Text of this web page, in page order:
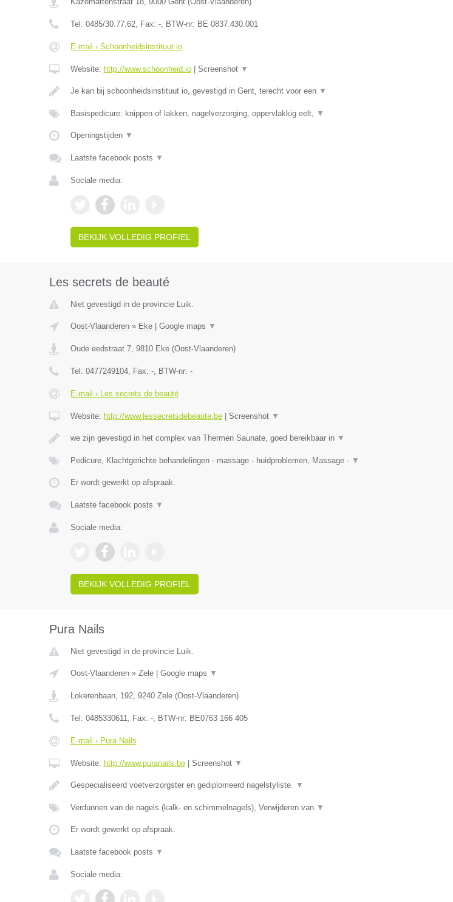
Tel: 0485/30.77.62, Fax: -, BTW-nr: BE 0837.430.001
E-mail › Schoonheidsinstituut io
Website: http://www.schoonheid.io| Screenshot ▼
Je kan bij schoonheidsinstituut io, gevestigd in Gent, terecht voor een ▼
Basispedicure: knippen of lakken, nagelverzorging, oppervlakkig eelt, ▼
Openingstijden ▼
Laatste facebook posts ▼
Sociale media:
BEKIJK VOLLEDIG PROFIEL
Les secrets de beauté
Niet gevestigd in de provincie Luik.
Oost-Vlaanderen» Eke| Google maps ▼
Oude eedstraat 7, 9810 Eke(Oost-Vlaanderen)
Tel: 0477249104, Fax: -, BTW-nr: -
E-mail › Les secrets de beauté
Website: http://www.lessecretsdebeaute.be| Screenshot ▼
we zijn gevestigd in het complex van Thermen Saunate, goed bereikbaar in ▼
Pedicure, Klachtgerichte behandelingen - massage - huidproblemen, Massage - ▼
Er wordt gewerkt op afspraak.
Laatste facebook posts ▼
Sociale media:
BEKIJK VOLLEDIG PROFIEL
Pura Nails
Niet gevestigd in de provincie Luik.
Oost-Vlaanderen» Zele| Google maps ▼
Lokerenbaan, 192, 9240 Zele(Oost-Vlaanderen)
Tel: 0485330611, Fax: -, BTW-nr: BE0763 166 405
E-mail › Pura Nails
Website: http://www.puranails.be| Screenshot ▼
Gespecialiseerd voetverzorgster en gediplomeerd nagelstyliste. ▼
Verdunnen van de nagels (kalk- en schimmelnagels), Verwijderen van ▼
Er wordt gewerkt op afspraak.
Laatste facebook posts ▼
Sociale media: